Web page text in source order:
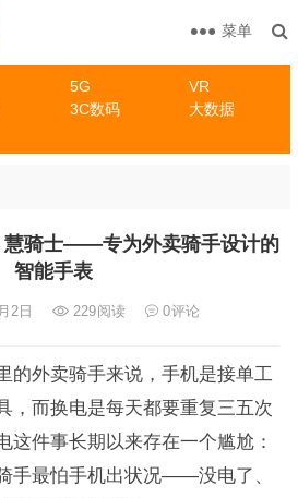
5G
VR
3C数码
大数据
菜单
慧骑士——专为外卖骑手设计的
智能手表
2日 229阅读 0评论
的外卖骑手来说，手机是接单工
，而换电是每天都要重复三五次
这件事长期以来存在一个尴尬：
手最怕手机出状况——没电了、